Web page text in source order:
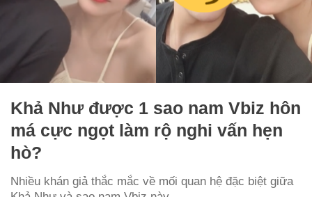
Khả Như được 1 sao nam Vbiz hôn
má cực ngọt làm rộ nghi vấn hẹn
hò?
Nhiều khán giả thắc mắc về mối quan hệ đặc biệt giữa